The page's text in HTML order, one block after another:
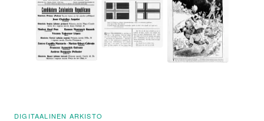
DIGITAALINEN ARKISTO